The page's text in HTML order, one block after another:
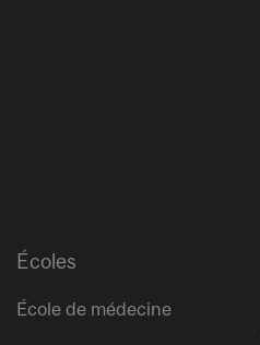
Écoles
École de médecine